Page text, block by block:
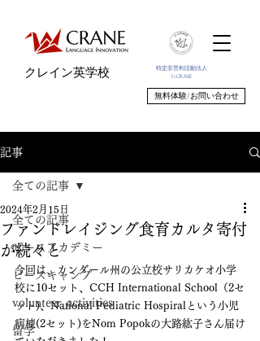
特定非営利活動法人
U-CRANE
クレイン英学校
無料体験/お問い合わせ
記事
全ての記事
ピースアカデミー
ピースキャンプ
volunteer_activities
留学
全ての記事
ファンドレイジング食育カルタ寄付
が続々と
2024年2月15日
今回は、カンダール州の公立校サリカケオ小学
校に10セット、CCH International School（2セ
ット)、National Pediatric Hospiralという小児
病棟(2セット)をNom Popokの大路紘子さん届け